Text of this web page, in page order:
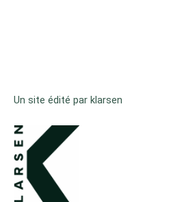
Un site édité par klarsen